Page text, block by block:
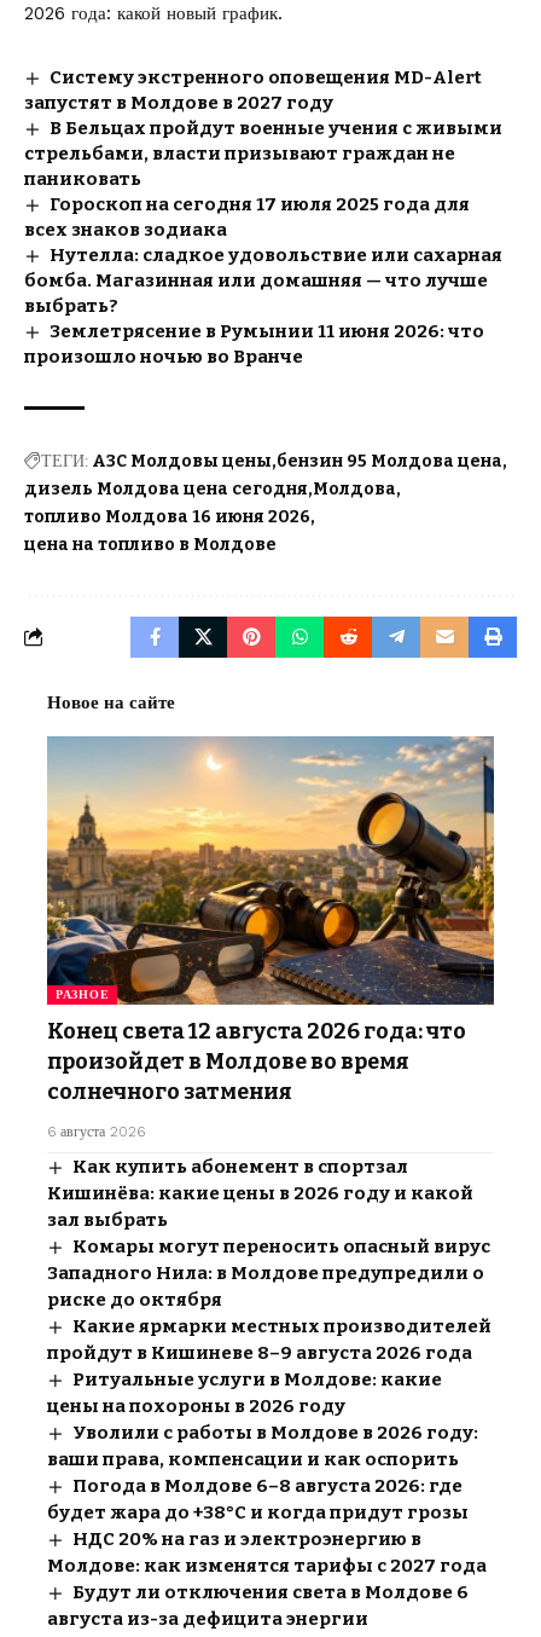
2026 года: какой новый график.
Систему экстренного оповещения MD-Alert
запустят в Молдове в 2027 году
В Бельцах пройдут военные учения с живыми
стрельбами, власти призывают граждан не
паниковать
Гороскоп на сегодня 17 июля 2025 года для
всех знаков зодиака
Нутелла: сладкое удовольствие или сахарная
бомба. Магазинная или домашняя — что лучше
выбрать?
Землетрясение в Румынии 11 июня 2026: что
произошло ночью во Вранче
ТЕГИ: АЗС Молдовы цены бензин 95 Молдова цена
дизель Молдова цена сегодня Молдова
топливо Молдова 16 июня 2026
цена на топливо в Молдове
Новое на сайте
РАЗНОЕ
Конец света 12 августа 2026 года: что
произойдет в Молдове во время
солнечного затмения
6 августа 2026
Как купить абонемент в спортзал
Кишинёва: какие цены в 2026 году и какой
зал выбрать
Комары могут переносить опасный вирус
Западного Нила: в Молдове предупредили о
риске до октября
Какие ярмарки местных производителей
пройдут в Кишиневе 8–9 августа 2026 года
Ритуальные услуги в Молдове: какие
цены на похороны в 2026 году
Уволили с работы в Молдове в 2026 году:
ваши права, компенсации и как оспорить
Погода в Молдове 6–8 августа 2026: где
будет жара до +38°C и когда придут грозы
НДС 20% на газ и электроэнергию в
Молдове: как изменятся тарифы с 2027 года
Будут ли отключения света в Молдове 6
августа из-за дефицита энергии